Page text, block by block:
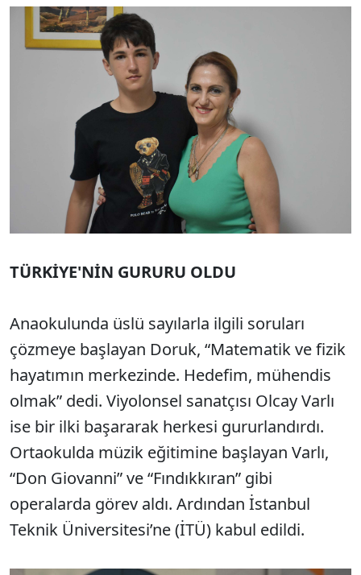
TÜRKİYE'NİN GURURU OLDU
Anaokulunda üslü sayılarla ilgili soruları
çözmeye başlayan Doruk, “Matematik ve fizik
hayatımın merkezinde. Hedefim, mühendis
olmak” dedi. Viyolonsel sanatçısı Olcay Varlı
ise bir ilki başararak herkesi gururlandırdı.
Ortaokulda müzik eğitimine başlayan Varlı,
“Don Giovanni” ve “Fındıkkıran” gibi
operalarda görev aldı. Ardından İstanbul
Teknik Üniversitesi’ne (İTÜ) kabul edildi.